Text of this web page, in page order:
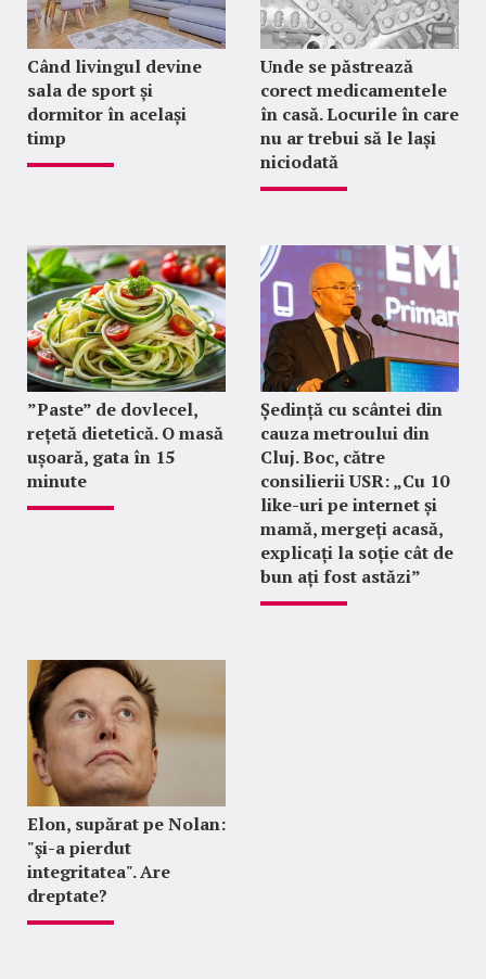
Când livingul devine
sala de sport și
dormitor în același
timp
Unde se păstrează
corect medicamentele
în casă. Locurile în care
nu ar trebui să le lași
niciodată
”Paste” de dovlecel,
rețetă dietetică. O masă
ușoară, gata în 15
minute
Ședință cu scântei din
cauza metroului din
Cluj. Boc, către
consilierii USR: „Cu 10
like-uri pe internet și
mamă, mergeți acasă,
explicați la soție cât de
bun ați fost astăzi”
Elon, supărat pe Nolan:
"şi-a pierdut
integritatea". Are
dreptate?